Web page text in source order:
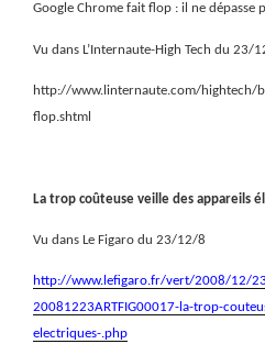
Google Chrome fait flop : il ne dépasse
Vu dans L’Internaute-High Tech du 23/
http://www.linternaute.com/hightech/
flop.shtml
La trop coûteuse veille des appareils
Vu dans Le Figaro du 23/12/8
http://www.lefigaro.fr/vert/2008/12/
20081223ARTFIG00017-la-trop-
electriques-.php